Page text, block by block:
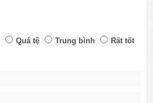
Quá tệ Trung bình
Rất tốt